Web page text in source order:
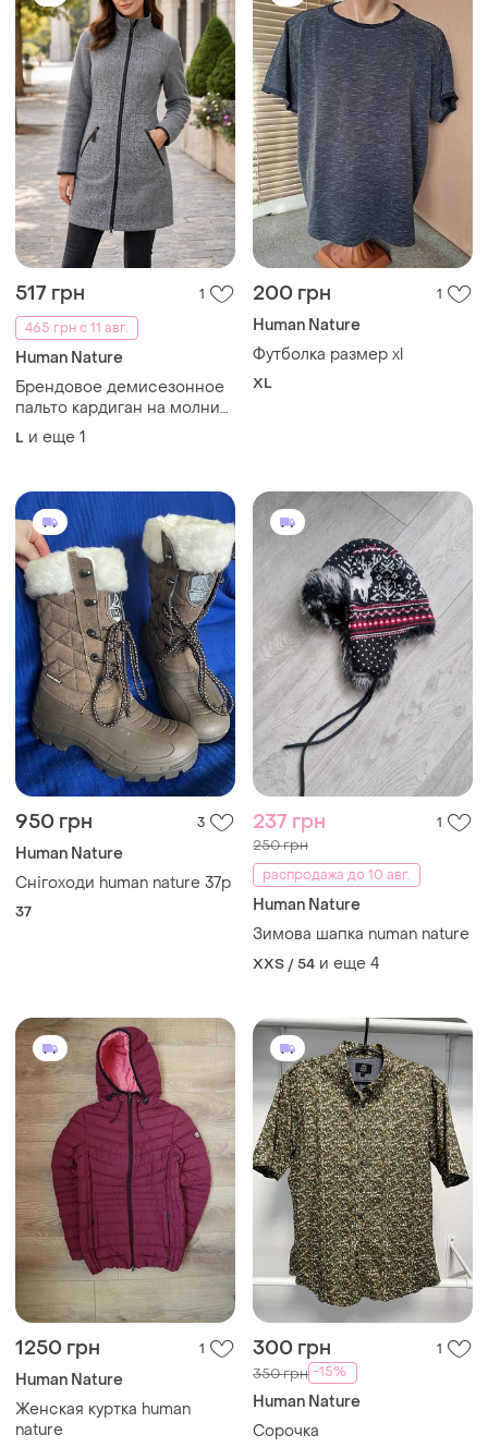
517 грн
1
465 грн с 11 авг.
Human Nature
Брендовое демисезонное
пальто кардиган на молнии
и флисе
L и еще 1
200 грн 1
Human Nature
Футболка размер xl
XL
950 грн 3
Human Nature
Снігоходи human nature 37р
37
237 грн 1
250 грн
распродажа до 10 авг.
Human Nature
Зимова шапка numan nature
XXS / 54 и еще 4
1250 грн 1
Human Nature
Женская куртка human
nature
300 грн 1
350 грн -15%
Human Nature
Сорочка